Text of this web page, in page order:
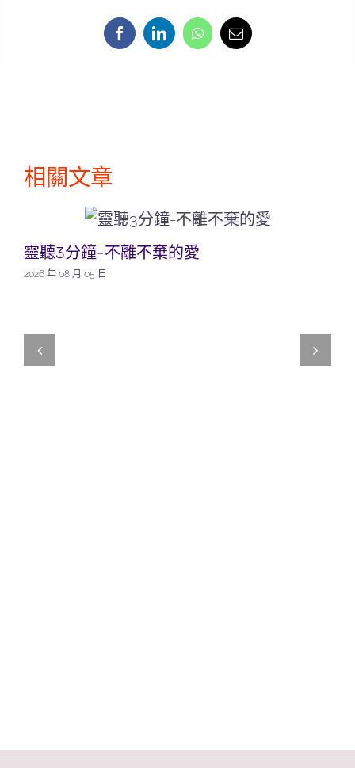
相關文章
靈聽3分鐘-不離不棄的愛
2026 年 08 月 05 日